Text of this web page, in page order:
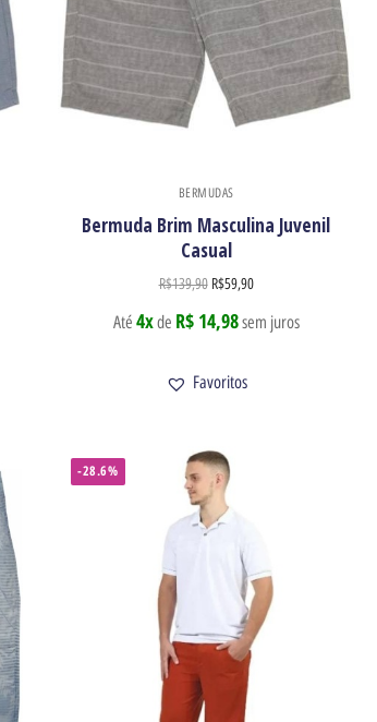
BERMUDAS
Bermuda Brim Masculina Juvenil
Casual
R$139,90 R$59,90
Até 4xde R$ 14,98sem juros
Favoritos
-28.6%